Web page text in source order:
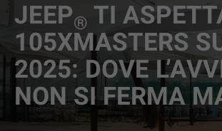
JEEP® TI
105XMASTERS
2025: DOVE
NON SI FERMA